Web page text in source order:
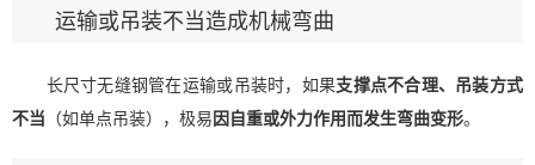
运输或吊装不当造成机械弯曲
长尺寸无缝钢管在运输或吊装时，如果支撑点不合理、吊装方式
不当 （如单点吊装），极易因自重或外力作用而发生弯曲变形。